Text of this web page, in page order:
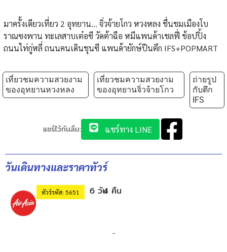
มาครั้งเดียวเที่ยว 2 อุทยาน... จิ่วจ้ายโกว หวงหลง ชื่นชมเมืองโบ
ราณซงพาน ทะเลสาบเต๋อซี วัดต้าฉือ หมีแพนด้าเชลฟี่ ช้อปปิ้ง
ถนนไท่กู่หลี่ ถนนคนเดินชุนซี แพนด้ายักษ์ปีนตึก IFS+POPMART
เที่ยวชมความสวยงาม
ของอุทยานหวงหลง
เที่ยวชมความสวยงาม
ของอุทยานจิ่วจ้ายโกว
ถ่ายรูป
กับตึก
IFS
แชร์ไว้กันลืม: แชร์ทาง LINE
วันเดินทางและราคาทัวร์
ทัวร์รหัส: 5651 6 วัน4 คืน
-